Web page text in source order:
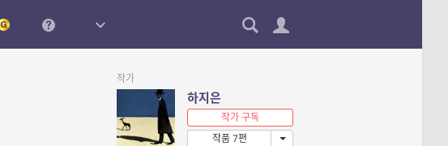
작가
하지은
작가 구독
작품 7편